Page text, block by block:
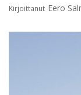
Kirjoittanut Eero